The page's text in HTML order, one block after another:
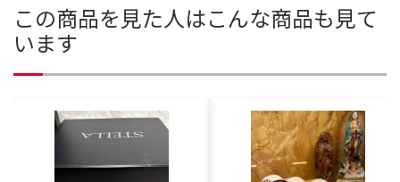
この商品を見た人はこんな商品も見て
います